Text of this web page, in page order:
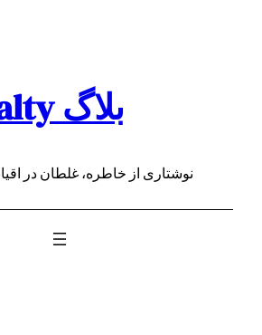
بلاگ alty
نوشتاری از خاطره، غلطان در